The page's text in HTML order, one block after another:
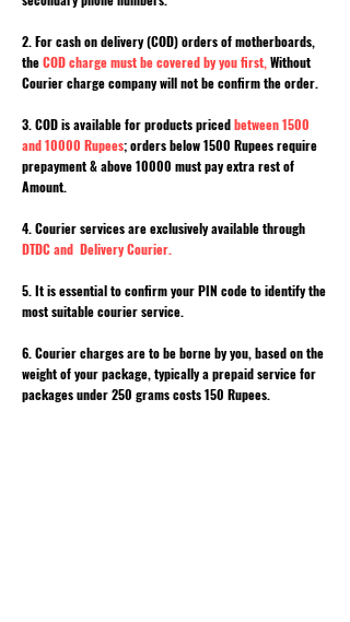
2. For cash on delivery (COD) orders of motherboards,
theCOD charge must be covered by you first, Without
Courier charge company will not be confirm the order.
3. COD is available for products pricedbetween 1500
and 10000 Rupees; orders below 1500 Rupees require
prepayment & above 10000 must pay extra rest of
Amount.
4. Courier services are exclusively available through
DTDC and Delivery Courier.
5. It is essential to confirm your PIN code to identify the
most suitable courier service.
6. Courier charges are to be borne by you, based on the
weight of your package, typically a prepaid service for
packages under 250 grams costs 150 Rupees.